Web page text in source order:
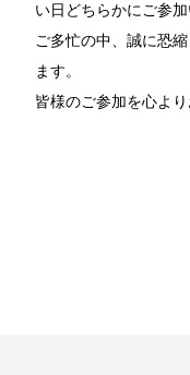
い日どちらかにご参
ご多忙の中、誠に恐
ます。